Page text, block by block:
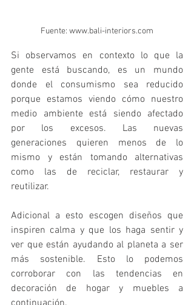
Fuente: www.bali-interiors.com
Si observamos en contexto lo que la
gente está buscando, es un mundo
donde el consumismo sea reducido
porque estamos viendo cómo nuestro
medio ambiente está siendo afectado
por los excesos. Las nuevas
generaciones quieren menos de lo
mismo y están tomando alternativas
como las de reciclar, restaurar y
reutilizar.
Adicional a esto escogen diseños que
inspiren calma y que los haga sentir y
ver que están ayudando al planeta a ser
más sostenible. Esto lo podemos
corroborar con las tendencias en
decoración de hogar y muebles a